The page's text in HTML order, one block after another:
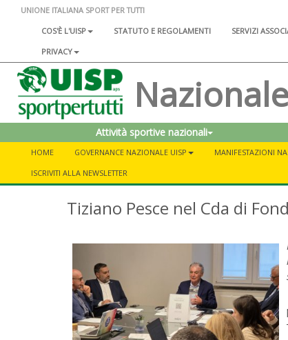
UNIONE ITALIANA SPORT PER TUTTI
COS'È L'UISP
STATUTO E REGOLAMENTI SERVIZI
PRIVACY
Nazionale
Attività sportive nazionali
HOME GOVERNANCE NAZIONALE UISP MANIFESTAZIONI
ISCRIVITI ALLA NEWSLETTER
Tiziano Pesce nel Cda di